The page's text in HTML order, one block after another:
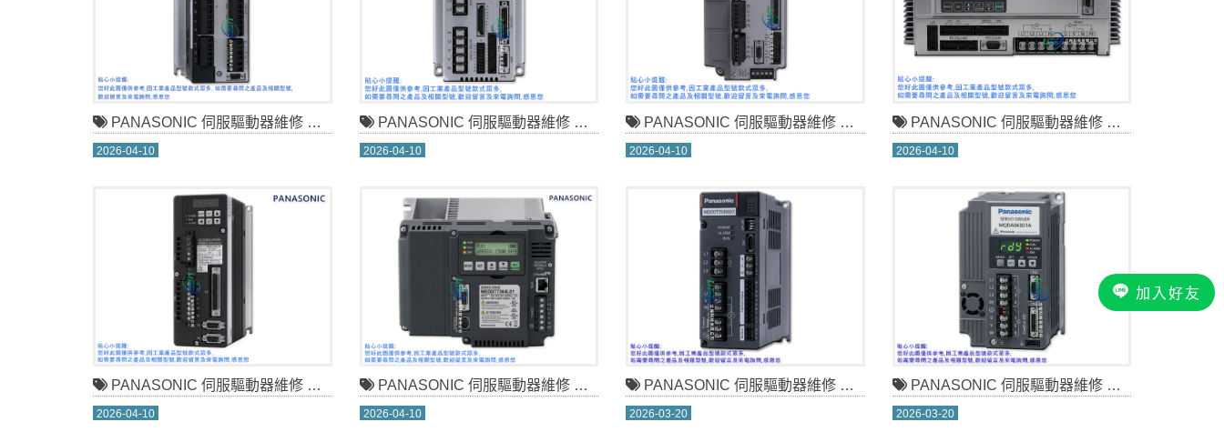
加入好友
PANASONIC 伺服驅動器維修 MSDA022A1A
2026-04-10
PANASONIC 伺服驅動器維修 MGDHTC3B4L01
2026-04-10
PANASONIC 伺服驅動器維修 MDD103A1VE
2026-04-10
PANASONIC 伺服驅動器維修 MDDDT5540
2026-04-10
PANASONIC 伺服驅動器維修 MADDT1207L01
2026-04-10
PANASONIC 伺服驅動器維修 MEDDT7364L01
2026-04-10
PANASONIC 伺服驅動器維修 MDDDT3530003
2026-03-20
PANASONIC 伺服驅動器維修 MQDA043D1A
2026-03-20